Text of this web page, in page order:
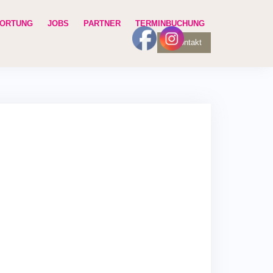
JOBS PARTNER TERMINBUCHUNG
Kontakt